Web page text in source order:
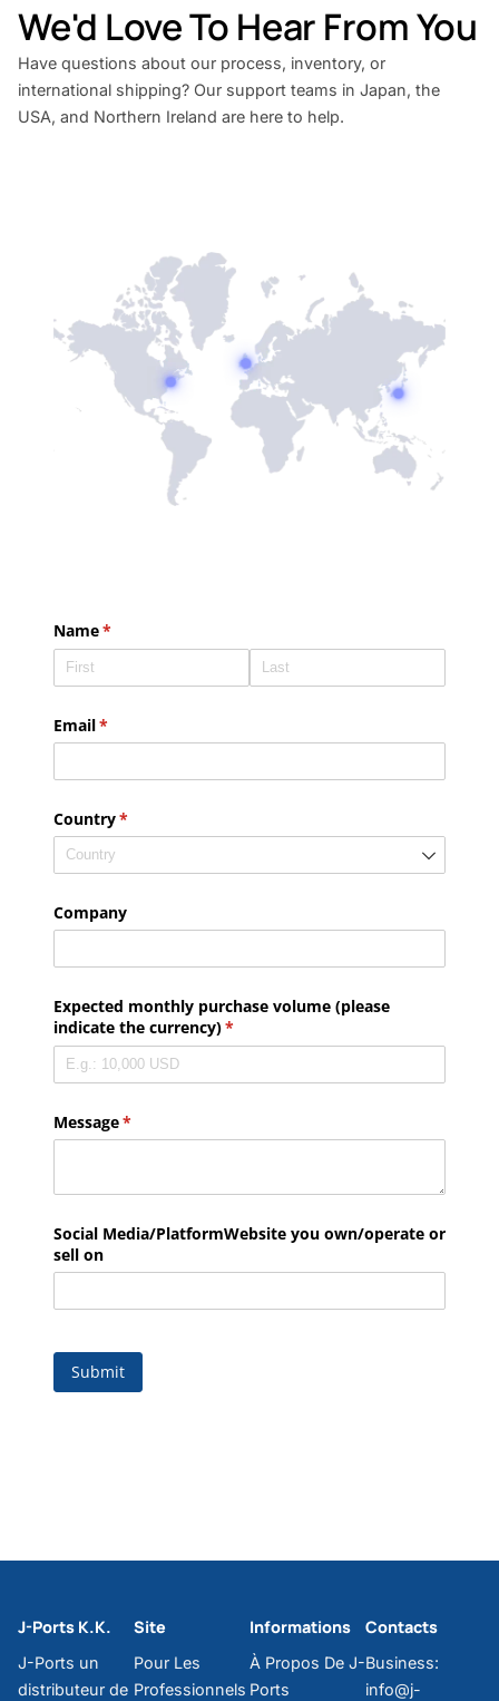
We'd Love To Hear From You
Have questions about our process, inventory, or
international shipping? Our support teams in Japan, the
USA, and Northern Ireland are here to help.
J-Ports K.K.
J-Ports un
distributeur de
Site
Pour Les
Professionnels
Informations
À Propos De J-
Ports
Contacts
Business:
info@j-